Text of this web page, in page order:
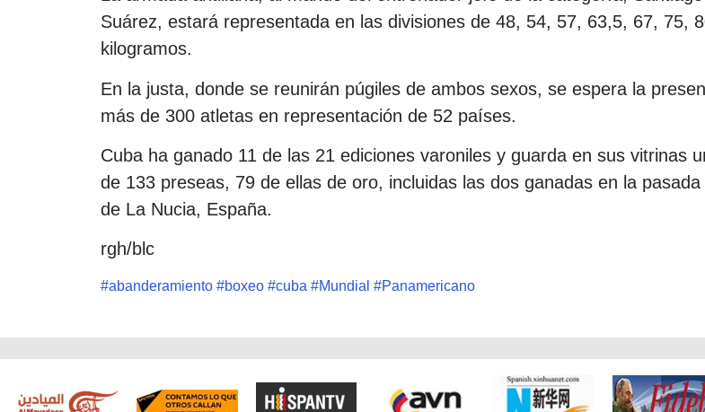
Suárez, estará representada en las divisiones de 48, 54, 57, 63,5, 67, 75,
kilogramos.
En la justa, donde se reunirán púgiles de ambos sexos, se espera la
más de 300 atletas en representación de 52 países.
Cuba ha ganado 11 de las 21 ediciones varoniles y guarda en sus vitrinas
de 133 preseas, 79 de ellas de oro, incluidas las dos ganadas en la pasada
de La Nucia, España.
rgh/blc
#abanderamiento #boxeo #cuba #Mundial #Panamericano